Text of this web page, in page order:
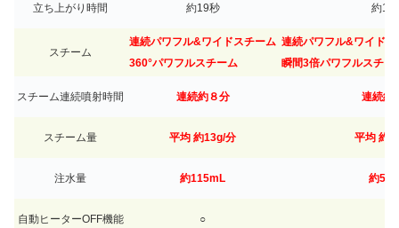
立ち上がり時間 約19秒 約19
スチーム
連続パワフル&ワイドスチーム
360°パワフルスチーム
連続パワフル&ワイド
瞬間3倍パワフルスチー
スチーム連続噴射時間 連続約８分 連続約
スチーム量 平均 約13g/分 平均 約
注水量 約115mL 約
自動ヒーターOFF機能 ○